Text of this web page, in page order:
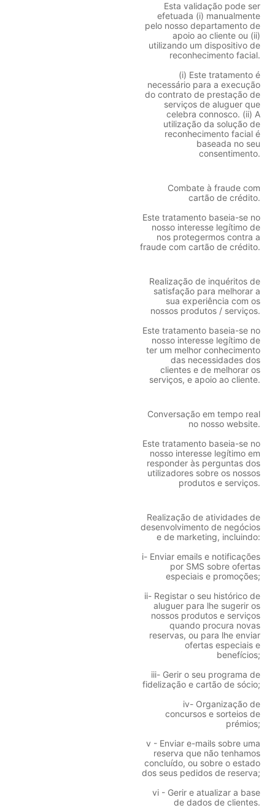
Esta validação pode ser
efetuada (i) manualmente
pelo nosso departamento de
apoio ao cliente ou (ii)
utilizando um dispositivo de
reconhecimento facial.
(i) Este tratamento é
necessário para a execução
do contrato de prestação de
serviços de aluguer que
celebra connosco. (ii) A
utilização da solução de
reconhecimento facial é
baseada no seu
consentimento.
Combate à fraude com
cartão de crédito.
Este tratamento baseia-se no
nosso interesse legítimo de
nos protegermos contra a
fraude com cartão de crédito.
Realização de inquéritos de
satisfação para melhorar a
sua experiência com os
nossos produtos / serviços.
Este tratamento baseia-se no
nosso interesse legítimo de
ter um melhor conhecimento
das necessidades dos
clientes e de melhorar os
serviços, e apoio ao cliente.
Conversação em tempo real
no nosso website.
Este tratamento baseia-se no
nosso interesse legítimo em
responder às perguntas dos
utilizadores sobre os nossos
produtos e serviços.
Realização de atividades de
desenvolvimento de negócios
e de marketing, incluindo:
i- Enviar emails e notificações
por SMS sobre ofertas
especiais e promoções;
ii- Registar o seu histórico de
aluguer para lhe sugerir os
nossos produtos e serviços
quando procura novas
reservas, ou para lhe enviar
ofertas especiais e
benefícios;
iii- Gerir o seu programa de
fidelização e cartão de sócio;
iv- Organização de
concursos e sorteios de
prémios;
v - Enviar e-mails sobre uma
reserva que não tenhamos
concluído, ou sobre o estado
dos seus pedidos de reserva;
vi - Gerir e atualizar a base
de dados de clientes.